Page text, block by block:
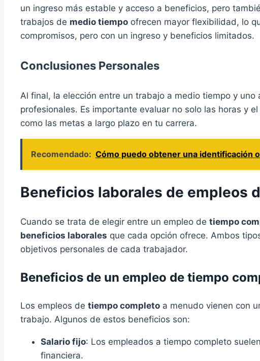
un ingreso más estable y acceso a beneficios, pero
trabajos de medio tiempo ofrecen mayor flexibilidad, lo
compromisos, pero con un ingreso y beneficios limitados.
Conclusiones Personales
Al final, la elección entre un trabajo a medio tiempo y
profesionales. Es importante evaluar no solo las horas y
como las metas a largo plazo en tu carrera.
Recomendado: Cómo puedo obtener una identificación
Beneficios laborales de empleos
Cuando se trata de elegir entre un empleo de tiempo
beneficios laborales que cada opción ofrece. Ambos
objetivos personales de cada trabajador.
Beneficios de un empleo de tiempo
Los empleos de tiempo completo a menudo vienen con
trabajo. Algunos de estos beneficios son:
Salario fijo: Los empleados a tiempo completo
financiera.